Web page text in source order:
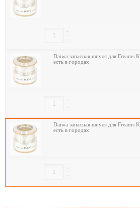
-
+
Daiwa запасная шпуля для Freams
есть в городах
-
+
Daiwa запасная шпуля для Freams
есть в городах
-
+